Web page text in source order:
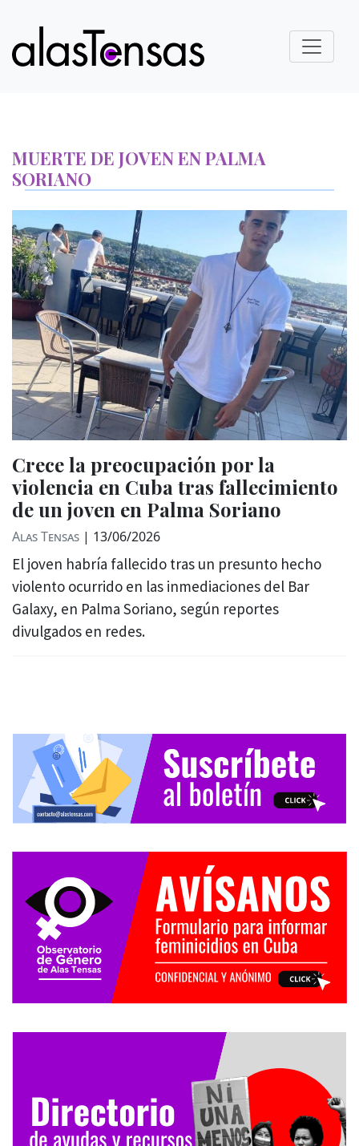
MUERTE DE JOVEN EN PALMA
SORIANO
Crece la preocupación por la
violencia en Cuba tras fallecimiento
de un joven en Palma Soriano
Alas Tensas | 13/06/2026
El joven habría fallecido tras un presunto hecho
violento ocurrido en las inmediaciones del Bar
Galaxy, en Palma Soriano, según reportes
divulgados en redes.